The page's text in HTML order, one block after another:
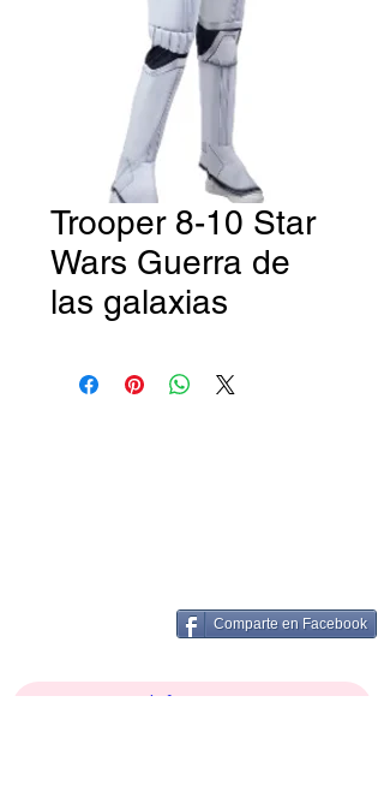
Trooper 8-10 Star
Wars Guerra de
las galaxias
Comparte en Facebook